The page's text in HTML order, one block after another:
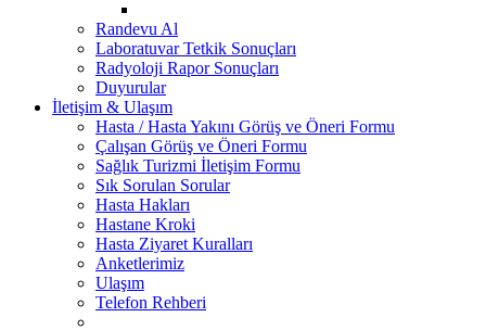
Randevu Al
Laboratuvar Tetkik Sonuçları
Radyoloji Rapor Sonuçları
Duyurular
İletişim & Ulaşım
Hasta / Hasta Yakını Görüş ve Öneri Formu
Çalışan Görüş ve Öneri Formu
Sağlık Turizmi İletişim Formu
Sık Sorulan Sorular
Hasta Hakları
Hastane Kroki
Hasta Ziyaret Kuralları
Anketlerimiz
Ulaşım
Telefon Rehberi